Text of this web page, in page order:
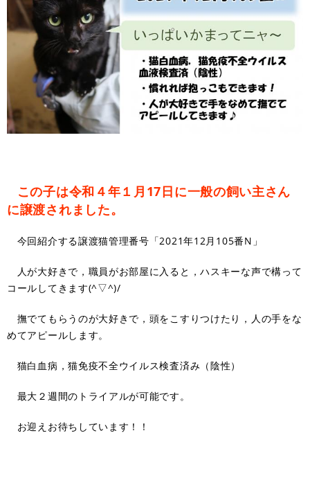
この子は令和４年１月17日に一般の飼い主さん
に譲渡されました。
今回紹介する譲渡猫管理番号「2021年12月105番N」
人が大好きで，職員がお部屋に入ると，ハスキーな声で構って
コールしてきます(^▽^)/
撫でてもらうのが大好きで，頭をこすりつけたり，人の手をな
めてアピールします。
猫白血病，猫免疫不全ウイルス検査済み（陰性）
最大２週間のトライアルが可能です。
お迎えお待ちしています！！